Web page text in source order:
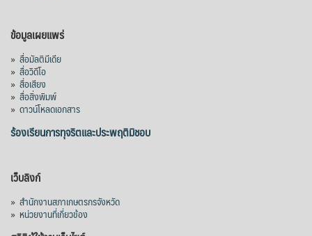
ข้อมูลเผยแพร่
» สื่อมัลติมีเดีย
» สื่อวิดีโอ
» สื่อเสียง
» สื่อสิ่งพิมพ์
» ดาวน์โหลดเอกสาร
ร้องเรียนการทุจริตและประพฤติมิชอบ
เว็บลิงก์
» สำนักงานสภาเกษตรกรจังหวัด
» หน่วยงานที่เกี่ยวข้อง